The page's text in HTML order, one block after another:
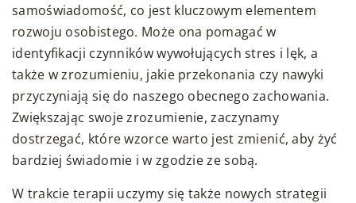
samoświadomość, co jest kluczowym elementem
rozwoju osobistego. Może ona pomagać w
identyfikacji czynników wywołujących stres i lęk, a
także w zrozumieniu, jakie przekonania czy nawyki
przyczyniają się do naszego obecnego zachowania.
Zwiększając swoje zrozumienie, zaczynamy
dostrzegać, które wzorce warto jest zmienić, aby żyć
bardziej świadomie i w zgodzie ze sobą.
W trakcie terapii uczymy się także nowych strategii